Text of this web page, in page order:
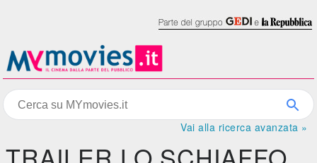
Vai alla ricerca avanzata »